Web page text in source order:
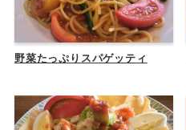
野菜たっぷりスパゲッティ